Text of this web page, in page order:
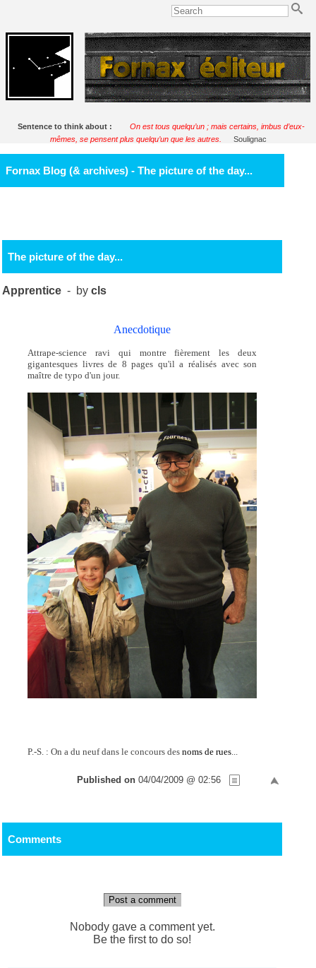
Sentence to think about :
On est tous quelqu’un ; mais certains, imbus d’eux-
mêmes, se pensent plus quelqu’un que les autres.
Soulignac
Fornax Blog (& archives) - The picture of the day...
The picture of the day...
Apprentice - bycls
Anecdotique
Attrape-science ravi qui montre fièrement les deux
gigantesques livres de 8 pages qu'il a réalisés avec son
maître de typo d'un jour.
P.-S. : On a du neuf dans le concours desnoms de rues...
Published on 04/04/2009 @ 02:56
Comments
Post a comment
Nobody gave a comment yet.
Be the first to do so!